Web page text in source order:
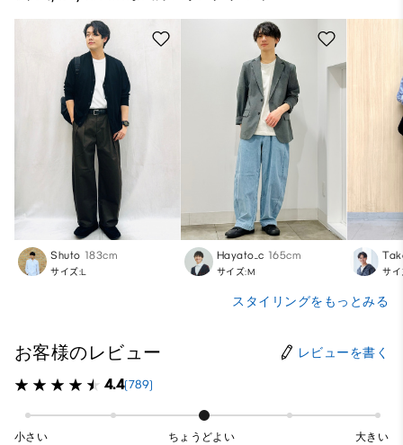
Shuto 183cm
サイズ:L
Hayato_c 165cm
サイズ:M サ
スタイリングをもっとみる
お客様のレビュー レビューを書く
4.4(789)
小さい ちょうどよい 大きい